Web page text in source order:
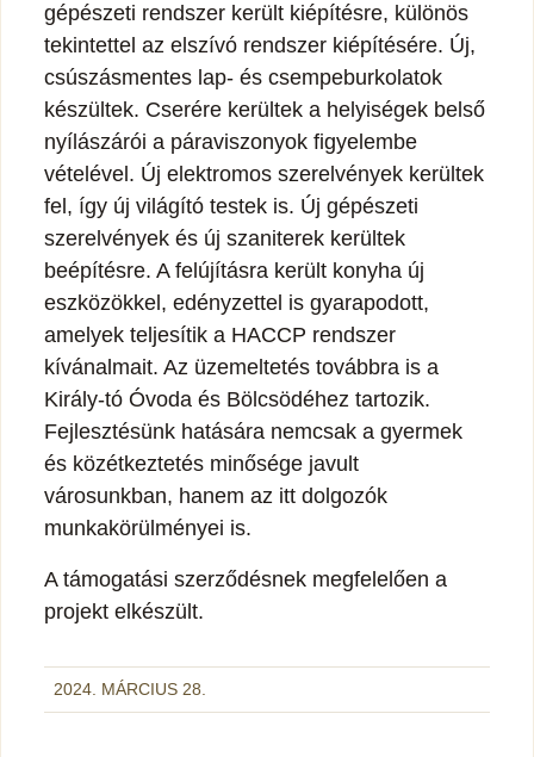
gépészeti rendszer került kiépítésre, különös
tekintettel az elszívó rendszer kiépítésére. Új,
csúszásmentes lap- és csempeburkolatok
készültek. Cserére kerültek a helyiségek belső
nyílászárói a páraviszonyok figyelembe
vételével. Új elektromos szerelvények kerültek
fel, így új világító testek is. Új gépészeti
szerelvények és új szaniterek kerültek
beépítésre. A felújításra került konyha új
eszközökkel, edényzettel is gyarapodott,
amelyek teljesítik a HACCP rendszer
kívánalmait. Az üzemeltetés továbbra is a
Király-tó Óvoda és Bölcsödéhez tartozik.
Fejlesztésünk hatására nemcsak a gyermek
és közétkeztetés minősége javult
városunkban, hanem az itt dolgozók
munkakörülményei is.
A támogatási szerződésnek megfelelően a
projekt elkészült.
2024. MÁRCIUS 28.